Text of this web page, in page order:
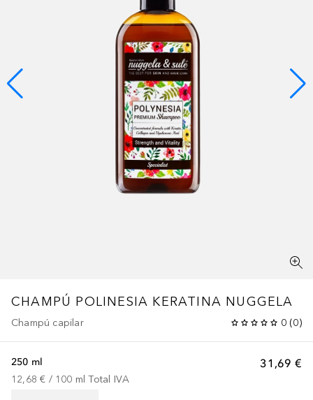
CHAMPÚ POLINESIA KERATINA NUGGELA
Champú capilar 0 (0)
31,69 €
250 ml
12,68 € / 100 ml Total IVA